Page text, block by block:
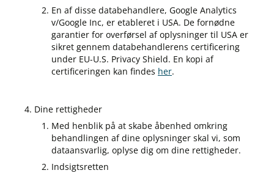
En af disse databehandlere, Google Analytics
v/Google Inc, er etableret i USA. De fornødne
garantier for overførsel af oplysninger til USA er
sikret gennem databehandlerens certificering
under EU-U.S. Privacy Shield. En kopi af
certificeringen kan findes her.
Dine rettigheder
Med henblik på at skabe åbenhed omkring
behandlingen af dine oplysninger skal vi, som
dataansvarlig, oplyse dig om dine rettigheder.
Indsigtsretten